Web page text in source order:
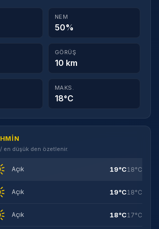
NEM
50%
GÖRÜŞ
10 km
MAKS.
18°C
en düşük den özetlenir.
Açık 19°C18°C
Açık 19°C18°C
Açık 18°C17°C